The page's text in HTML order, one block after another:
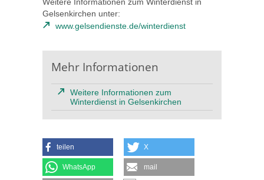
Gelsenkirchen unter:
www.gelsendienste.de/winterdienst
Mehr Informationen
Weitere Informationen zum
Winterdienst in Gelsenkirchen
teilen X
WhatsApp mail